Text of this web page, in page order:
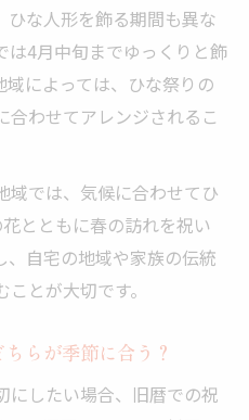
ひな人形を飾る期間も異な
は4月中旬までゆっくりと飾
域によっては、ひな祭りの
合わせてアレンジされるこ
域では、気候に合わせてひ
とともに春の訪れを祝い
、自宅の地域や家族の伝統
とが大切です。
らが季節に合う？
にしたい場合、旧暦での祝